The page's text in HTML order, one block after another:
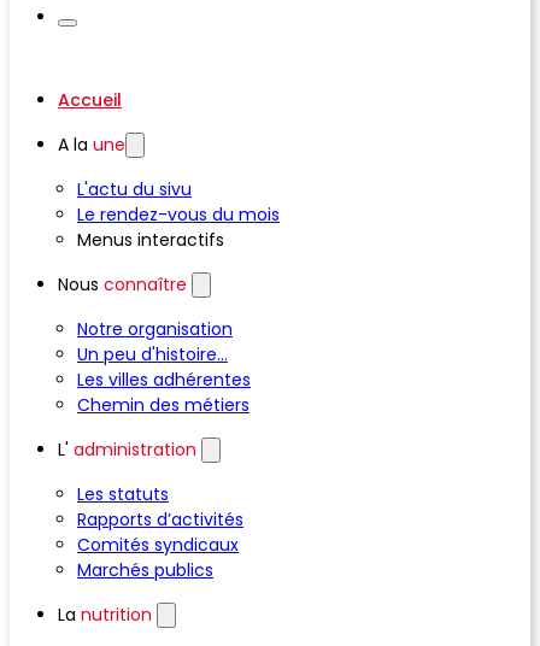
Accueil
A la une
L'actu du sivu
Le rendez-vous du mois
Menus interactifs
Nous connaître
Notre organisation
Un peu d'histoire...
Les villes adhérentes
Chemin des métiers
L' administration
Les statuts
Rapports d’activités
Comités syndicaux
Marchés publics
La nutrition